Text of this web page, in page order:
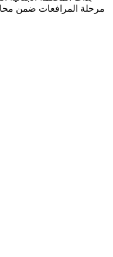
مرحلة المرافعات ضمن